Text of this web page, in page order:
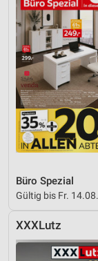
Büro Spezial
Gültig bis Fr. 14.08.
XXXLutz